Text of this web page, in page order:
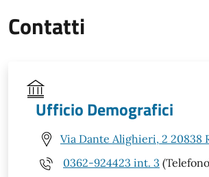
Contatti
Ufficio Demografici
Via Dante Alighieri, 2 20838
0362-924423 int. 3